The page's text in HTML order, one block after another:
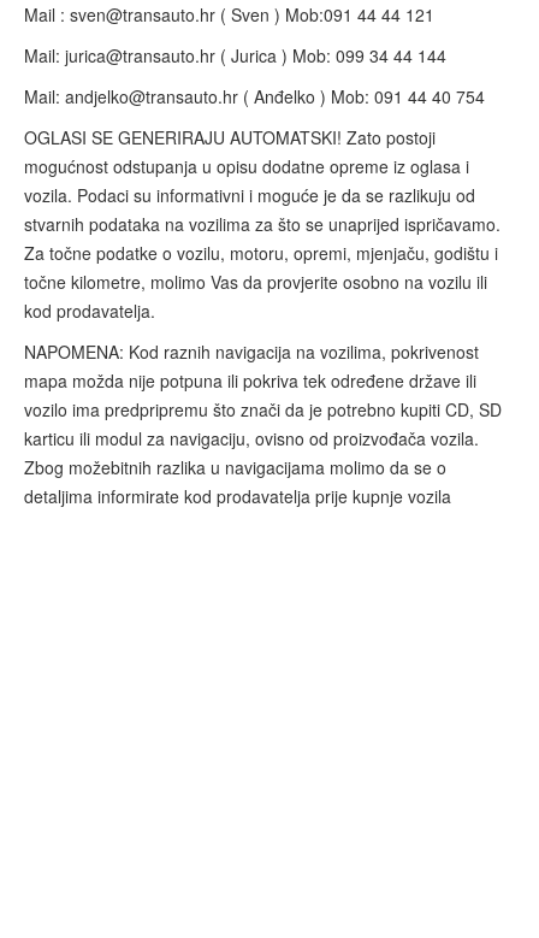
Mail : sven@transauto.hr ( Sven ) Mob:091 44 44 121
Mail: jurica@transauto.hr ( Jurica ) Mob: 099 34 44 144
Mail: andjelko@transauto.hr ( Anđelko ) Mob: 091 44 40 754
OGLASI SE GENERIRAJU AUTOMATSKI! Zato postoji
mogućnost odstupanja u opisu dodatne opreme iz oglasa i
vozila. Podaci su informativni i moguće je da se razlikuju od
stvarnih podataka na vozilima za što se unaprijed ispričavamo.
Za točne podatke o vozilu, motoru, opremi, mjenjaču, godištu i
točne kilometre, molimo Vas da provjerite osobno na vozilu ili
kod prodavatelja.
NAPOMENA: Kod raznih navigacija na vozilima, pokrivenost
mapa možda nije potpuna ili pokriva tek određene države ili
vozilo ima predpripremu što znači da je potrebno kupiti CD, SD
karticu ili modul za navigaciju, ovisno od proizvođača vozila.
Zbog možebitnih razlika u navigacijama molimo da se o
detaljima informirate kod prodavatelja prije kupnje vozila